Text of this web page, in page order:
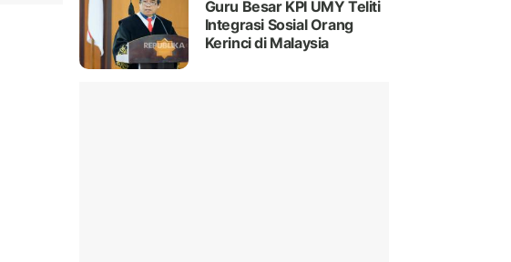
Guru Besar KPI UMY Teliti
Integrasi Sosial Orang
Kerinci di Malaysia